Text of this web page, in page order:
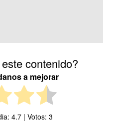
contenido?
a mejorar
4.7| Votos: 3